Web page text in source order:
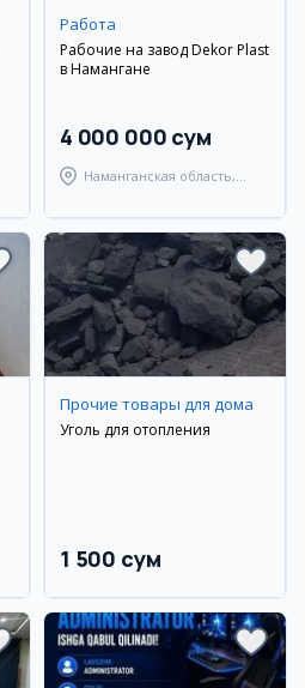
Работа
Рабочие на завод Dekor Plast
в Намангане
4 000 000 сум
Наманганская область,
Прочие товары для дома
Уголь для отопления
1 500 сум